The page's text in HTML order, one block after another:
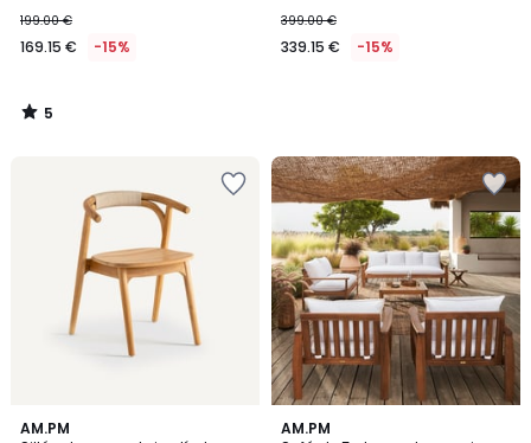
199.00 €
169.15 € -15%
5
/
399.00 €
339.15 € -15%
AM.PM
AM.PM
3,3